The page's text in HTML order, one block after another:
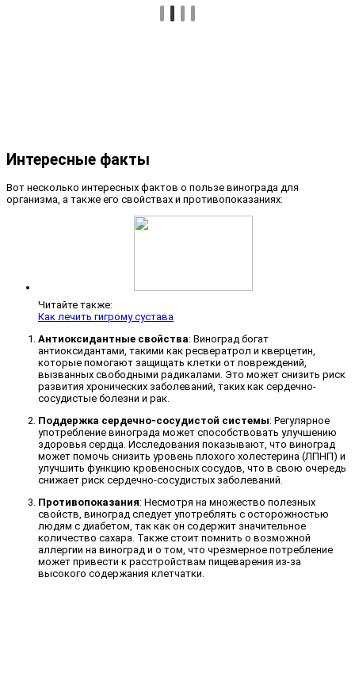
Интересные факты
Вот несколько интересных фактов о пользе винограда для
организма, а также его свойствах и противопоказаниях:
Читайте также:
Как лечить гигрому сустава
Антиоксидантные свойства: Виноград богат
антиоксидантами, такими как ресвератрол и кверцетин,
которые помогают защищать клетки от повреждений,
вызванных свободными радикалами. Это может снизить риск
развития хронических заболеваний, таких как сердечно-
сосудистые болезни и рак.
Поддержка сердечно-сосудистой системы: Регулярное
употребление винограда может способствовать улучшению
здоровья сердца. Исследования показывают, что виноград
может помочь снизить уровень плохого холестерина (ЛПНП) и
улучшить функцию кровеносных сосудов, что в свою очередь
снижает риск сердечно-сосудистых заболеваний.
Противопоказания: Несмотря на множество полезных
свойств, виноград следует употреблять с осторожностью
людям с диабетом, так как он содержит значительное
количество сахара. Также стоит помнить о возможной
аллергии на виноград и о том, что чрезмерное потребление
может привести к расстройствам пищеварения из-за
высокого содержания клетчатки.